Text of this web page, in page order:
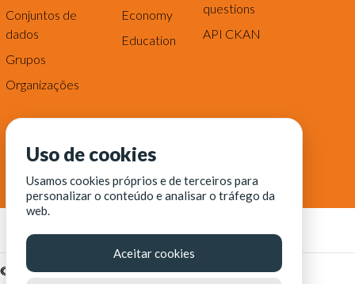
Conjuntos de
dados
Grupos
Organizações
Economy
Education
questions
API CKAN
© Fortaleza Digital || CITINOVA - Fundação de Ciência,
Uso de cookies
Usamos cookies próprios e de terceiros para
personalizar o conteúdo e analisar o tráfego da
web.
Aceitar cookies